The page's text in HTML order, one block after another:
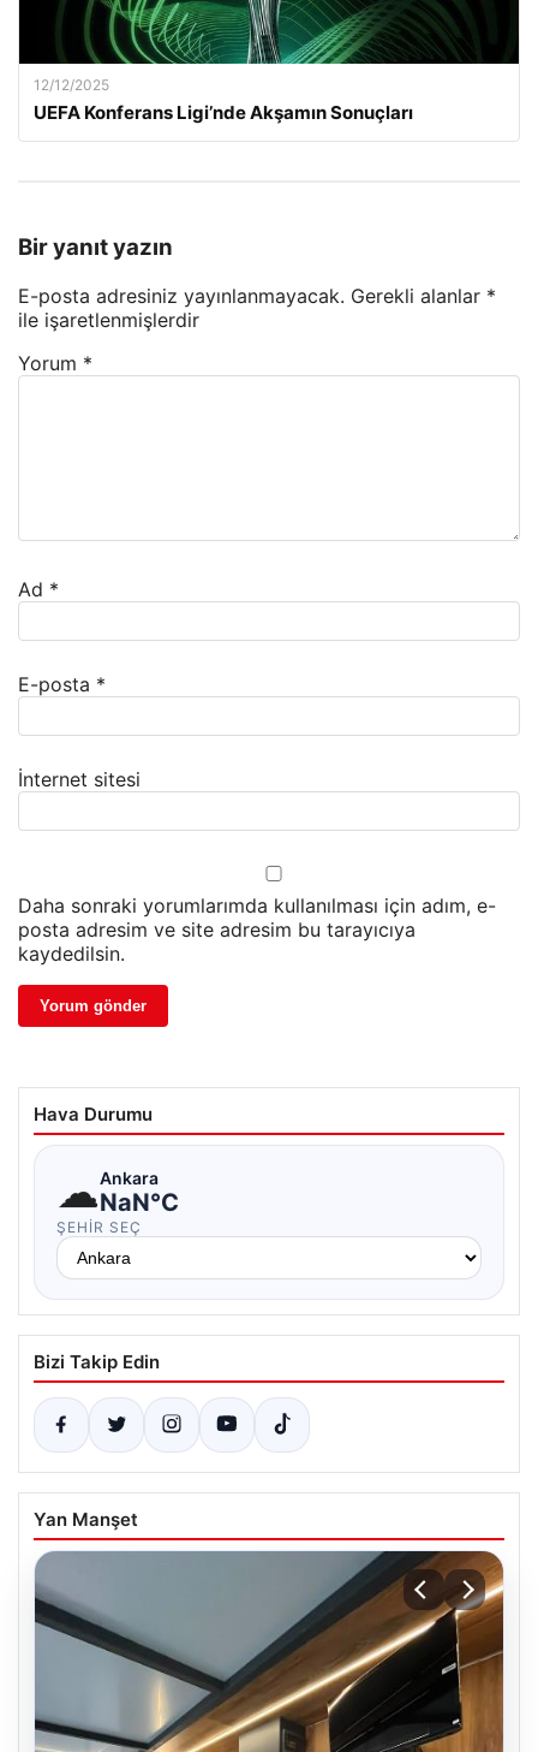
12/12/2025
UEFA Konferans Ligi’nde Akşamın Sonuçları
Bir yanıt yazın
E-posta adresiniz yayınlanmayacak. Gerekli alanlar *
ile işaretlenmişlerdir
Yorum *
Ad *
E-posta *
İnternet sitesi
Daha sonraki yorumlarımda kullanılması için adım, e-
posta adresim ve site adresim bu tarayıcıya
kaydedilsin.
Hava Durumu
☁Ankara
NaN°C
ŞEHIR SEÇ
Bizi Takip Edin
Yan Manşet